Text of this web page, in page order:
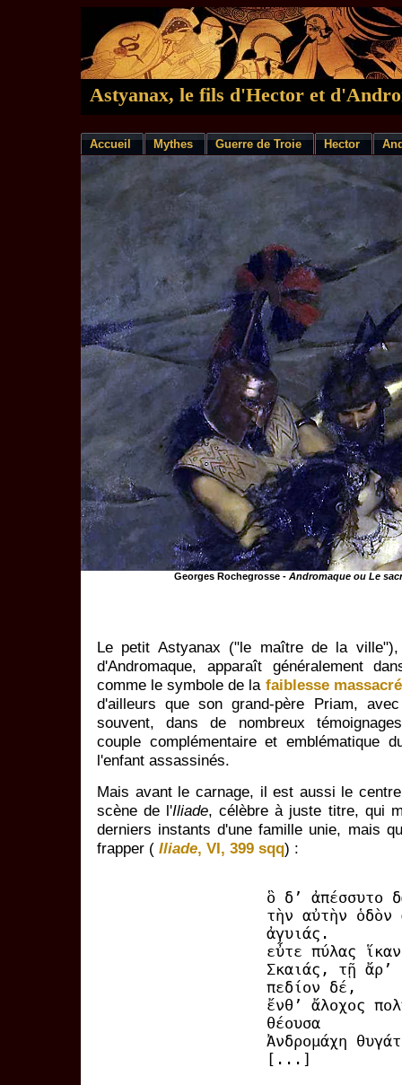
Astyanax, le fils d'Hector et
Accueil Mythes Guerre de Troie Hector
Georges Rochegrosse - Andromaque ou Le
Le petit Astyanax ("le maître de la
d'Andromaque, apparaît généralement
comme le symbole de la faiblesse
d'ailleurs que son grand-père Priam,
souvent, dans de nombreux
couple complémentaire et emblématique
l'enfant assassinés.
Mais avant le carnage, il est aussi le
scène de l'Iliade, célèbre à juste titre, qui
derniers instants d'une famille unie, mais
frapper ( Iliade, VI, 399 sqq) :
ὃ δ’ ἀπέσσυτο
τὴν αὐτὴν ὁδὸν
ἀγυιάς.
εὖτε πύλας
Σκαιάς, τῇ ἄρ’
πεδίον δέ,
ἔνθ’ ἄλοχος
θέουσα
Ἀνδρομάχη
[...]